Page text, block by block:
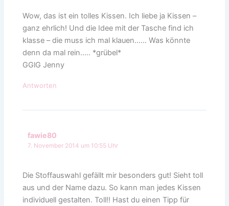
Wow, das ist ein tolles Kissen. Ich liebe ja Kissen –
ganz ehrlich! Und die Idee mit der Tasche find ich
klasse – die muss ich mal klauen…… Was könnte
denn da mal rein….. *grübel*
GGlG Jenny
Antworten
fawie80
7. November 2014 um 10:55 Uhr
Die Stoffauswahl gefällt mir besonders gut! Sieht toll
aus und der Name dazu. So kann man jedes Kissen
individuell gestalten. Toll!! Hast du einen Tipp für